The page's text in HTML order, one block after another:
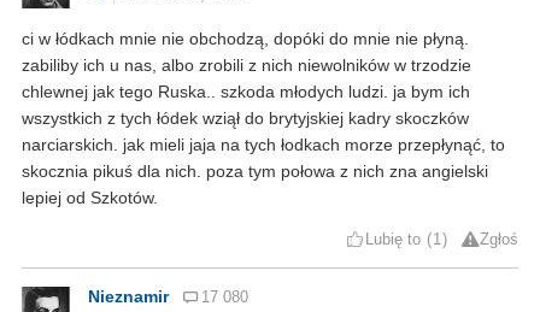
ci w łódkach mnie nie obchodzą, dopóki do mnie nie płyną.
zabiliby ich u nas, albo zrobili z nich niewolników w trzodzie
chlewnej jak tego Ruska.. szkoda młodych ludzi. ja bym ich
wszystkich z tych łódek wziął do brytyjskiej kadry skoczków
narciarskich. jak mieli jaja na tych łodkach morze przepłynąć, to
skocznia pikuś dla nich. poza tym połowa z nich zna angielski
lepiej od Szkotów.
Lubię to 1 Zgłoś
Nieznamir
17 080